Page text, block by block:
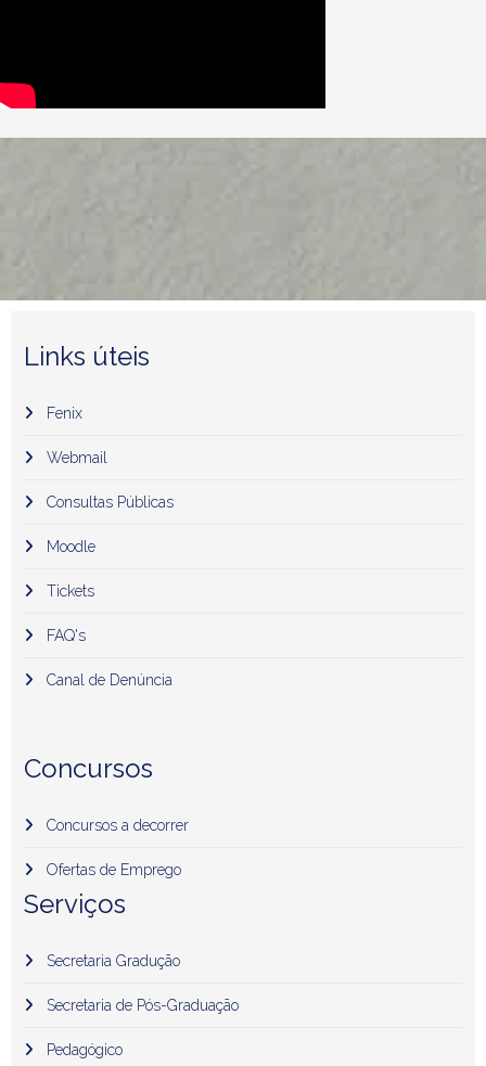
Links úteis
Fenix
Webmail
Consultas Públicas
Moodle
Tickets
FAQ's
Canal de Denúncia
Concursos
Concursos a decorrer
Ofertas de Emprego
Serviços
Secretaria Gradução
Secretaria de Pós-Graduação
Pedagógico